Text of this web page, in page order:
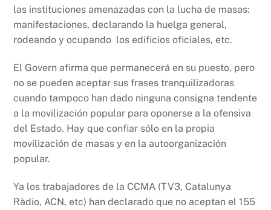
las instituciones amenazadas con la lucha de masas:
manifestaciones, declarando la huelga general,
rodeando y ocupando los edificios oficiales, etc.
El Govern afirma que permanecerá en su puesto, pero
no se pueden aceptar sus frases tranquilizadoras
cuando tampoco han dado ninguna consigna tendente
a la movilización popular para oponerse a la ofensiva
del Estado. Hay que confiar sólo en la propia
movilización de masas y en la autoorganización
popular.
Ya los trabajadores de la CCMA (TV3, Catalunya
Ràdio, ACN, etc) han declarado que no aceptan el 155